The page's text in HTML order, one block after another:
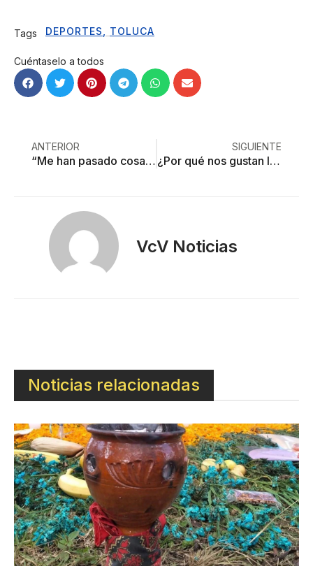
Tags DEPORTES, TOLUCA
Cuéntaselo a todos
ANTERIOR
“Me han pasado cosas que pude haber evitado y ahora tengo que vivir con eso”
SIGUIENTE
¿Por qué nos gustan los vampiros?
VcV Noticias
Noticias relacionadas